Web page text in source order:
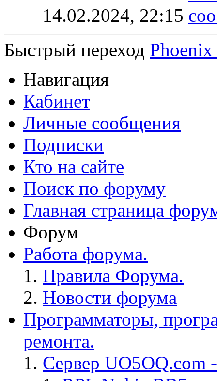
14.02.2024, 22:15
Быстрый переход
Навигация
Кабинет
Личные сообщения
Подписки
Кто на сайте
Поиск по форуму
Главная страница
Форум
Работа форума.
Правила Форума.
Новости форума
Программаторы,
ремонта.
Сервер